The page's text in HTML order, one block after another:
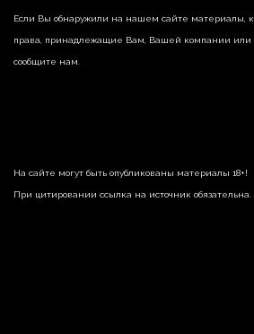
Если Вы обнаружили на нашем сайте материалы,
права, принадлежащие Вам, Вашей компании или
сообщите нам.
На сайте могут быть опубликованы материалы 18+!
При цитировании ссылка на источник обязательна.